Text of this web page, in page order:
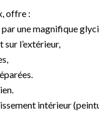
offre :
une magnifique
l’extérieur,
intérieur